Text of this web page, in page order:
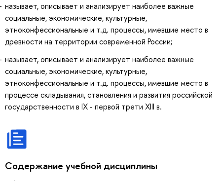
называет, описывает и анализирует наиболее важные
социальные, экономические, культурные,
этноконфессиональные и т.д. процессы, имевшие место в
древности на территории современной России;
называет, описывает и анализирует наиболее важные
социальные, экономические, культурные,
этноконфессиональные и т.д. процессы, имевшие место в
процессе складывания, становления и развития российской
государственности в IX - первой трети XIII в.
Содержание учебной дисциплины